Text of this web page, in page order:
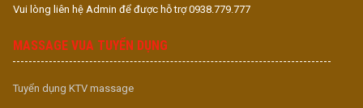
Vui lòng liên hệ Admin để được hỗ trợ 0938.779.777
MASSAGE VUA TUYỂN DỤNG
Tuyển dụng KTV massage